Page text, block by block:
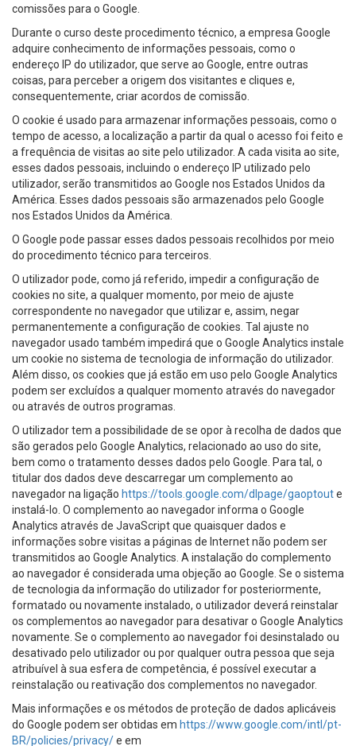
comissões para o Google.
Durante o curso deste procedimento técnico, a empresa Google
adquire conhecimento de informações pessoais, como o
endereço IP do utilizador, que serve ao Google, entre outras
coisas, para perceber a origem dos visitantes e cliques e,
consequentemente, criar acordos de comissão.
O cookie é usado para armazenar informações pessoais, como o
tempo de acesso, a localização a partir da qual o acesso foi feito e
a frequência de visitas ao site pelo utilizador. A cada visita ao site,
esses dados pessoais, incluindo o endereço IP utilizado pelo
utilizador, serão transmitidos ao Google nos Estados Unidos da
América. Esses dados pessoais são armazenados pelo Google
nos Estados Unidos da América.
O Google pode passar esses dados pessoais recolhidos por meio
do procedimento técnico para terceiros.
O utilizador pode, como já referido, impedir a configuração de
cookies no site, a qualquer momento, por meio de ajuste
correspondente no navegador que utilizar e, assim, negar
permanentemente a configuração de cookies. Tal ajuste no
navegador usado também impedirá que o Google Analytics instale
um cookie no sistema de tecnologia de informação do utilizador.
Além disso, os cookies que já estão em uso pelo Google Analytics
podem ser excluídos a qualquer momento através do navegador
ou através de outros programas.
O utilizador tem a possibilidade de se opor à recolha de dados que
são gerados pelo Google Analytics, relacionado ao uso do site,
bem como o tratamento desses dados pelo Google. Para tal, o
titular dos dados deve descarregar um complemento ao
navegador na ligação https://tools.google.com/dlpage/gaoptoute
instalá-lo. O complemento ao navegador informa o Google
Analytics através de JavaScript que quaisquer dados e
informações sobre visitas a páginas de Internet não podem ser
transmitidos ao Google Analytics. A instalação do complemento
ao navegador é considerada uma objeção ao Google. Se o sistema
de tecnologia da informação do utilizador for posteriormente,
formatado ou novamente instalado, o utilizador deverá reinstalar
os complementos ao navegador para desativar o Google Analytics
novamente. Se o complemento ao navegador foi desinstalado ou
desativado pelo utilizador ou por qualquer outra pessoa que seja
atribuível à sua esfera de competência, é possível executar a
reinstalação ou reativação dos complementos no navegador.
Mais informações e os métodos de proteção de dados aplicáveis
do Google podem ser obtidas em https://www.google.com/intl/pt-
BR/policies/privacy/e em